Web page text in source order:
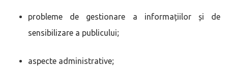
probleme de gestionare a informațiilor și de
sensibilizare a publicului;
aspecte administrative;